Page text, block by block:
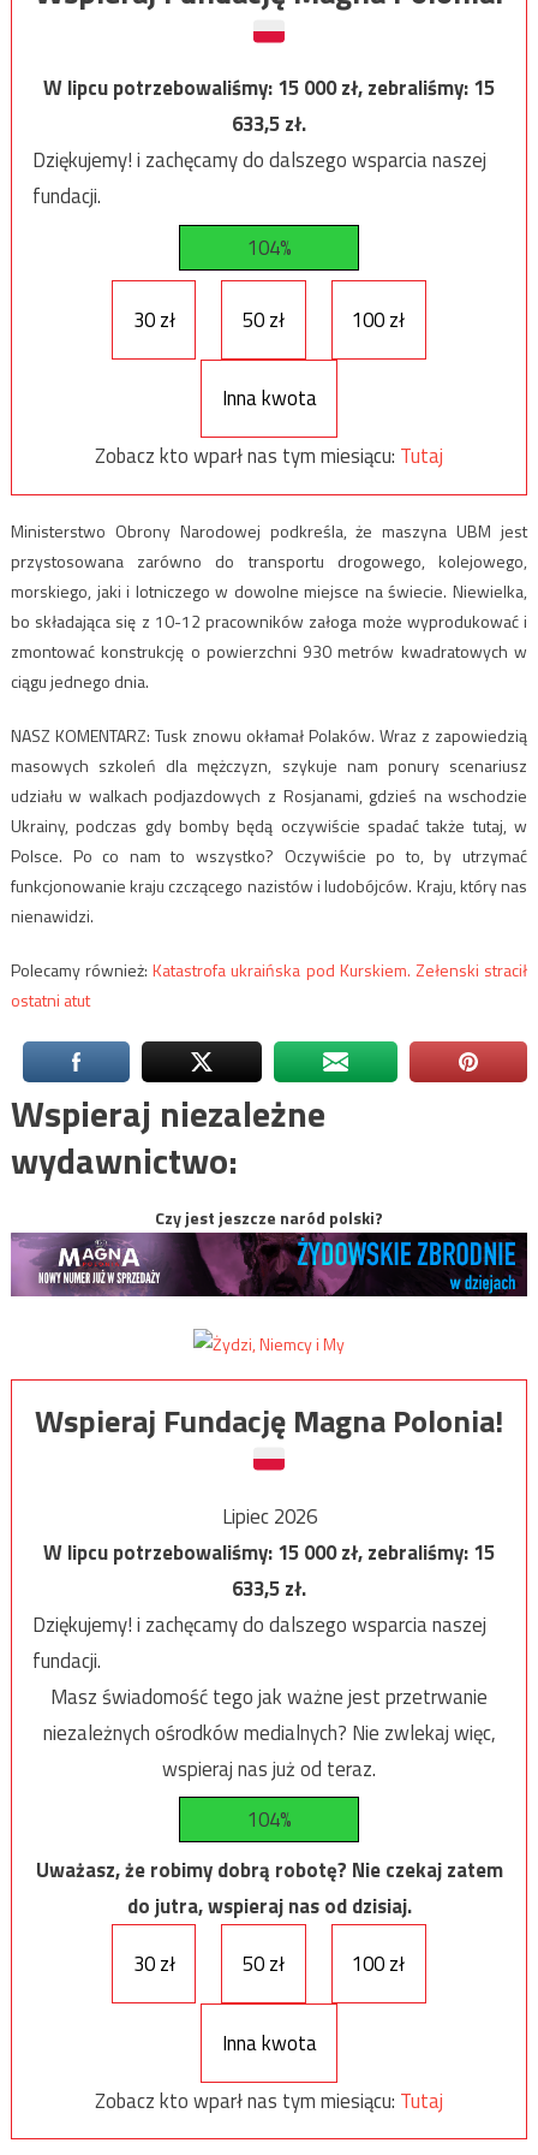
W lipcu potrzebowaliśmy:15 000zł, zebraliśmy:15
633,5zł.
Dziękujemy! i zachęcamy do dalszego wsparcia naszej
fundacji.
104%
30 zł 50 zł 100 zł
Inna kwota
Zobacz kto wparł nas tym miesiącu: Tutaj
Ministerstwo Obrony Narodowej podkreśla, że maszyna UBM jest
przystosowana zarówno do transportu drogowego, kolejowego,
morskiego, jaki i lotniczego w dowolne miejsce na świecie. Niewielka,
bo składająca się z 10-12 pracowników załoga może wyprodukować i
zmontować konstrukcję o powierzchni 930 metrów kwadratowych w
ciągu jednego dnia.
NASZ KOMENTARZ: Tusk znowu okłamał Polaków. Wraz z zapowiedzią
masowych szkoleń dla mężczyzn, szykuje nam ponury scenariusz
udziału w walkach podjazdowych z Rosjanami, gdzieś na wschodzie
Ukrainy, podczas gdy bomby będą oczywiście spadać także tutaj, w
Polsce. Po co nam to wszystko? Oczywiście po to, by utrzymać
funkcjonowanie kraju czczącego nazistów i ludobójców. Kraju, który nas
nienawidzi.
Polecamy również:Katastrofa ukraińska pod Kurskiem. Zełenski stracił
ostatni atut
Wspieraj niezależne
wydawnictwo:
Czy jest jeszcze naród polski?
Wspieraj Fundację Magna Polonia!
Lipiec 2026
W lipcu potrzebowaliśmy:15 000zł, zebraliśmy:15
633,5zł.
Dziękujemy! i zachęcamy do dalszego wsparcia naszej
fundacji.
Masz świadomość tego jak ważne jest przetrwanie
niezależnych ośrodków medialnych? Nie zwlekaj więc,
wspieraj nas już od teraz.
104%
Uważasz, że robimy dobrą robotę? Nie czekaj zatem
do jutra, wspieraj nas od dzisiaj.
30 zł
50 zł 100 zł
Inna kwota
Zobacz kto wparł nas tym miesiącu: Tutaj